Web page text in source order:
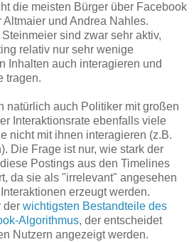
die meisten Bürger über Facebook
und Andrea Nahles.
sind zwar sehr aktiv,
relativ nur sehr wenige
Inhalten auch interagieren und
tragen.
natürlich auch Politiker mit großen
Interaktionsrate ebenfalls viele
nicht mit ihnen interagieren (z.B.
Die Frage ist nur, wie stark der
Postings aus den Timelines
da sie als "irrelevant" angesehen
erzeugt werden.
der wichtigsten Bestandteile des
Algorithmus, der entscheidet
Nutzern angezeigt werden.